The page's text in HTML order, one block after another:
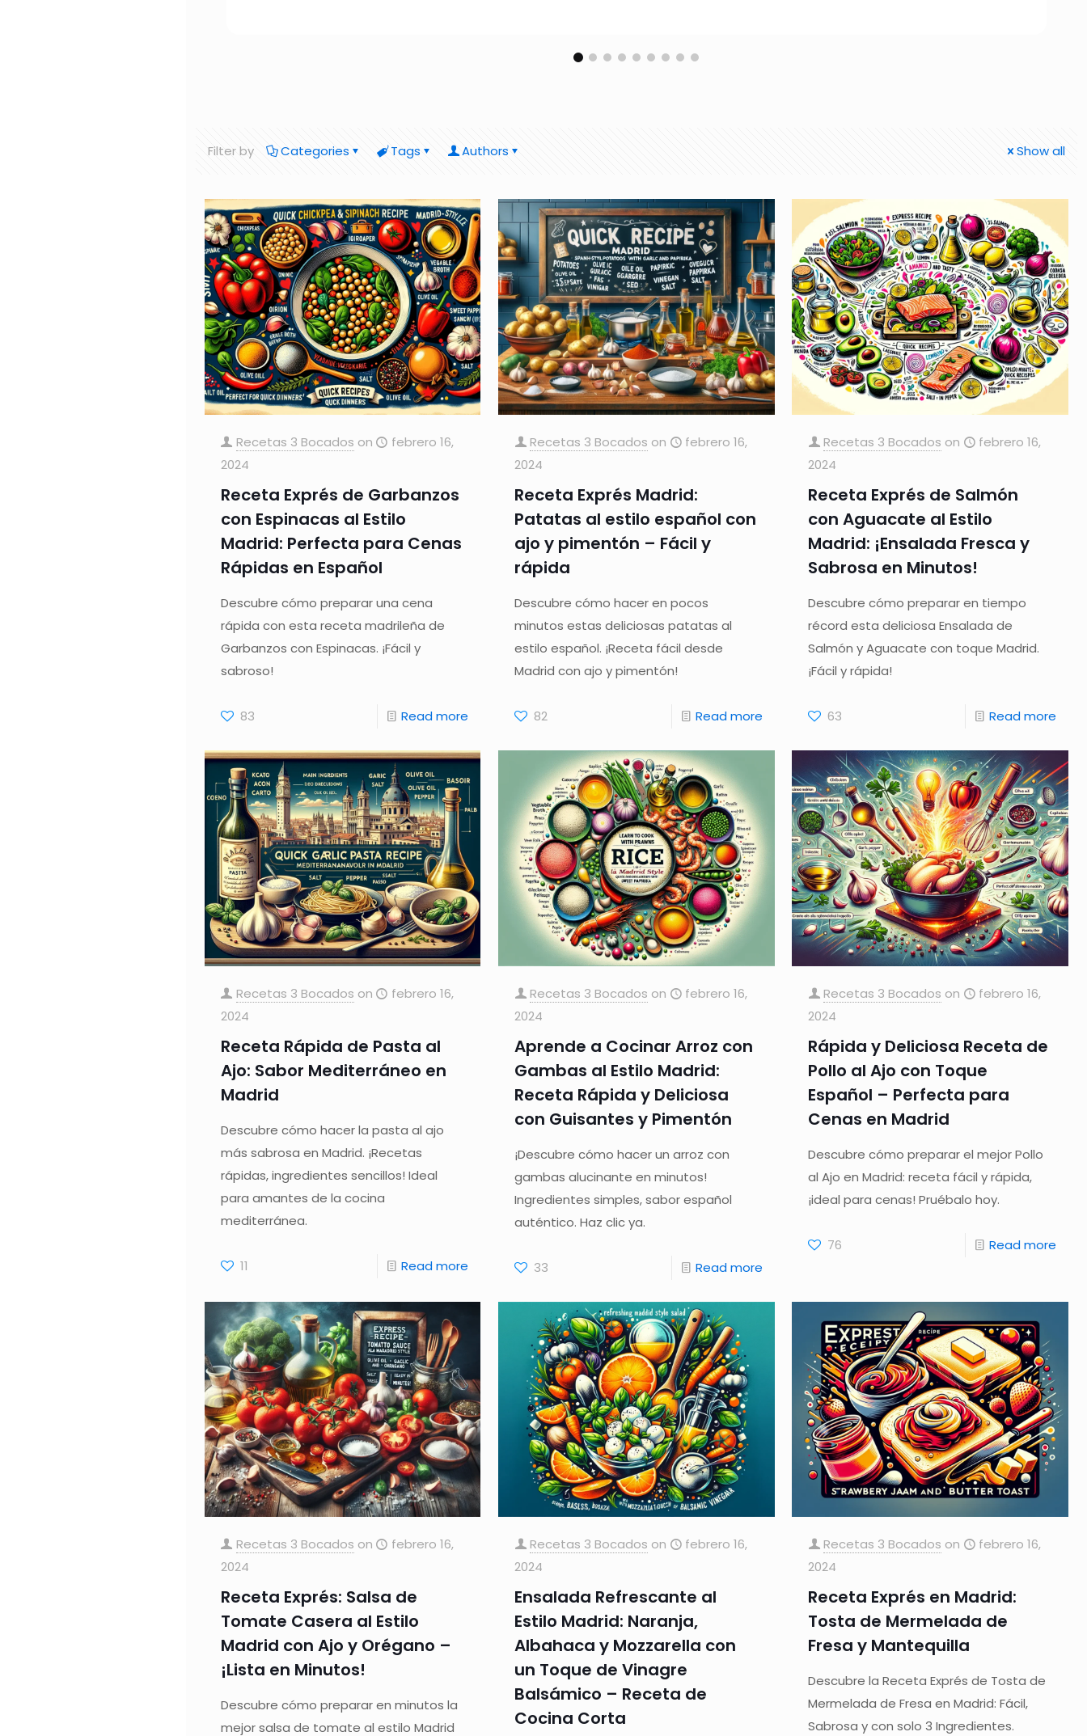
Filter by Categories Tags Authors Show all
Recetas 3 Bocados on
febrero 16,
2024
Receta Exprés de Garbanzos
con Espinacas al Estilo
Madrid: Perfecta para Cenas
Rápidas en Español
Descubre cómo preparar una cena
rápida con esta receta madrileña de
Garbanzos con Espinacas. ¡Fácil y
sabroso!
83 Read more
Recetas 3 Bocados on
febrero 16,
2024
Receta Exprés Madrid:
Patatas al estilo español con
ajo y pimentón – Fácil y
rápida
Descubre cómo hacer en pocos
minutos estas deliciosas patatas al
estilo español. ¡Receta fácil desde
Madrid con ajo y pimentón!
82 Read more
Recetas 3 Bocados on
febrero 16,
2024
Receta Exprés de Salmón
con Aguacate al Estilo
Madrid: ¡Ensalada Fresca y
Sabrosa en Minutos!
Descubre cómo preparar en tiempo
récord esta deliciosa Ensalada de
Salmón y Aguacate con toque Madrid.
¡Fácil y rápida!
63 Read more
Recetas 3 Bocados on
febrero 16,
2024
Receta Rápida de Pasta al
Ajo: Sabor Mediterráneo en
Madrid
Descubre cómo hacer la pasta al ajo
más sabrosa en Madrid. ¡Recetas
rápidas, ingredientes sencillos! Ideal
para amantes de la cocina
mediterránea.
11 Read more
Recetas 3 Bocados on
febrero 16,
2024
Aprende a Cocinar Arroz con
Gambas al Estilo Madrid:
Receta Rápida y Deliciosa
con Guisantes y Pimentón
¡Descubre cómo hacer un arroz con
gambas alucinante en minutos!
Ingredientes simples, sabor español
auténtico. Haz clic ya.
33 Read more
Recetas 3 Bocados on
febrero 16,
2024
Rápida y Deliciosa Receta de
Pollo al Ajo con Toque
Español – Perfecta para
Cenas en Madrid
Descubre cómo preparar el mejor Pollo
al Ajo en Madrid: receta fácil y rápida,
¡ideal para cenas! Pruébalo hoy.
76 Read more
Recetas 3 Bocados on
febrero 16,
2024
Receta Exprés: Salsa de
Tomate Casera al Estilo
Madrid con Ajo y Orégano –
¡Lista en Minutos!
Descubre cómo preparar en minutos la
mejor salsa de tomate al estilo Madrid
Recetas 3 Bocados on
febrero 16,
2024
Ensalada Refrescante al
Estilo Madrid: Naranja,
Albahaca y Mozzarella con
un Toque de Vinagre
Balsámico – Receta de
Cocina Corta
Recetas 3 Bocados on
febrero 16,
2024
Receta Exprés en Madrid:
Tosta de Mermelada de
Fresa y Mantequilla
Descubre la Receta Exprés de Tosta de
Mermelada de Fresa en Madrid: Fácil,
Sabrosa y con solo 3 Ingredientes.